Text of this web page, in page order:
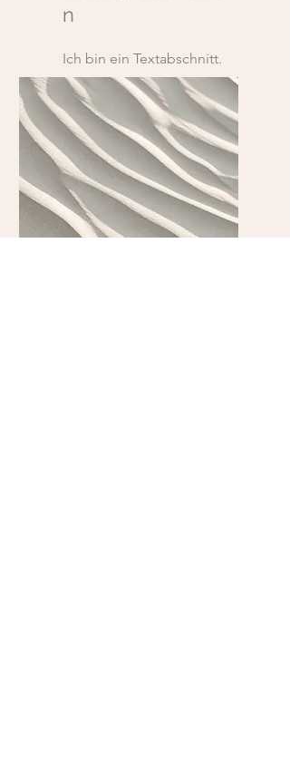
n
Ich bin ein Textabschnitt.
Klicke hier, um den Text zu
bearbeiten.